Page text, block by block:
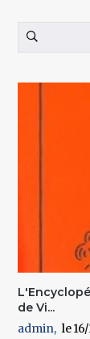
de Vi...
admin